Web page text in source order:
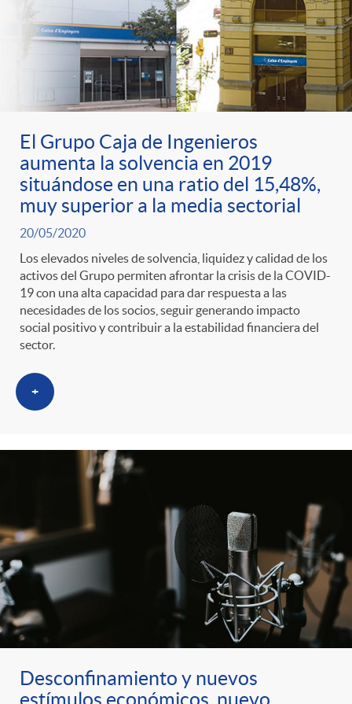
El Grupo Caja de Ingenieros
aumenta la solvencia en 2019
situándose en una ratio del 15,48%,
muy superior a la media sectorial
20/05/2020
Los elevados niveles de solvencia, liquidez y calidad de los
activos del Grupo permiten afrontar la crisis de la COVID-
19 con una alta capacidad para dar respuesta a las
necesidades de los socios, seguir generando impacto
social positivo y contribuir a la estabilidad financiera del
sector.
+
Desconfinamiento y nuevos
estímulos económicos, nuevo